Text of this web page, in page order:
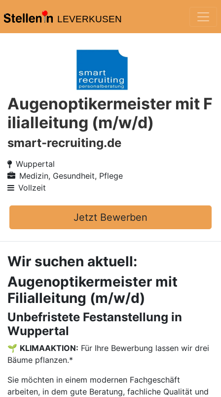
LEVERKUSEN
Augenoptikermeister mit F
ilialleitung (m/w/d)
smart-recruiting.de
Wuppertal
Medizin, Gesundheit, Pflege
Vollzeit
Jetzt Bewerben
Wir suchen aktuell:
Augenoptikermeister mit
Filialleitung (m/w/d)
Unbefristete Festanstellung in
Wuppertal
🌱 KLIMAAKTION: Für Ihre Bewerbung lassen wir drei
Bäume pflanzen.*
Sie möchten in einem modernen Fachgeschäft
arbeiten, in dem gute Beratung, fachliche Qualität und